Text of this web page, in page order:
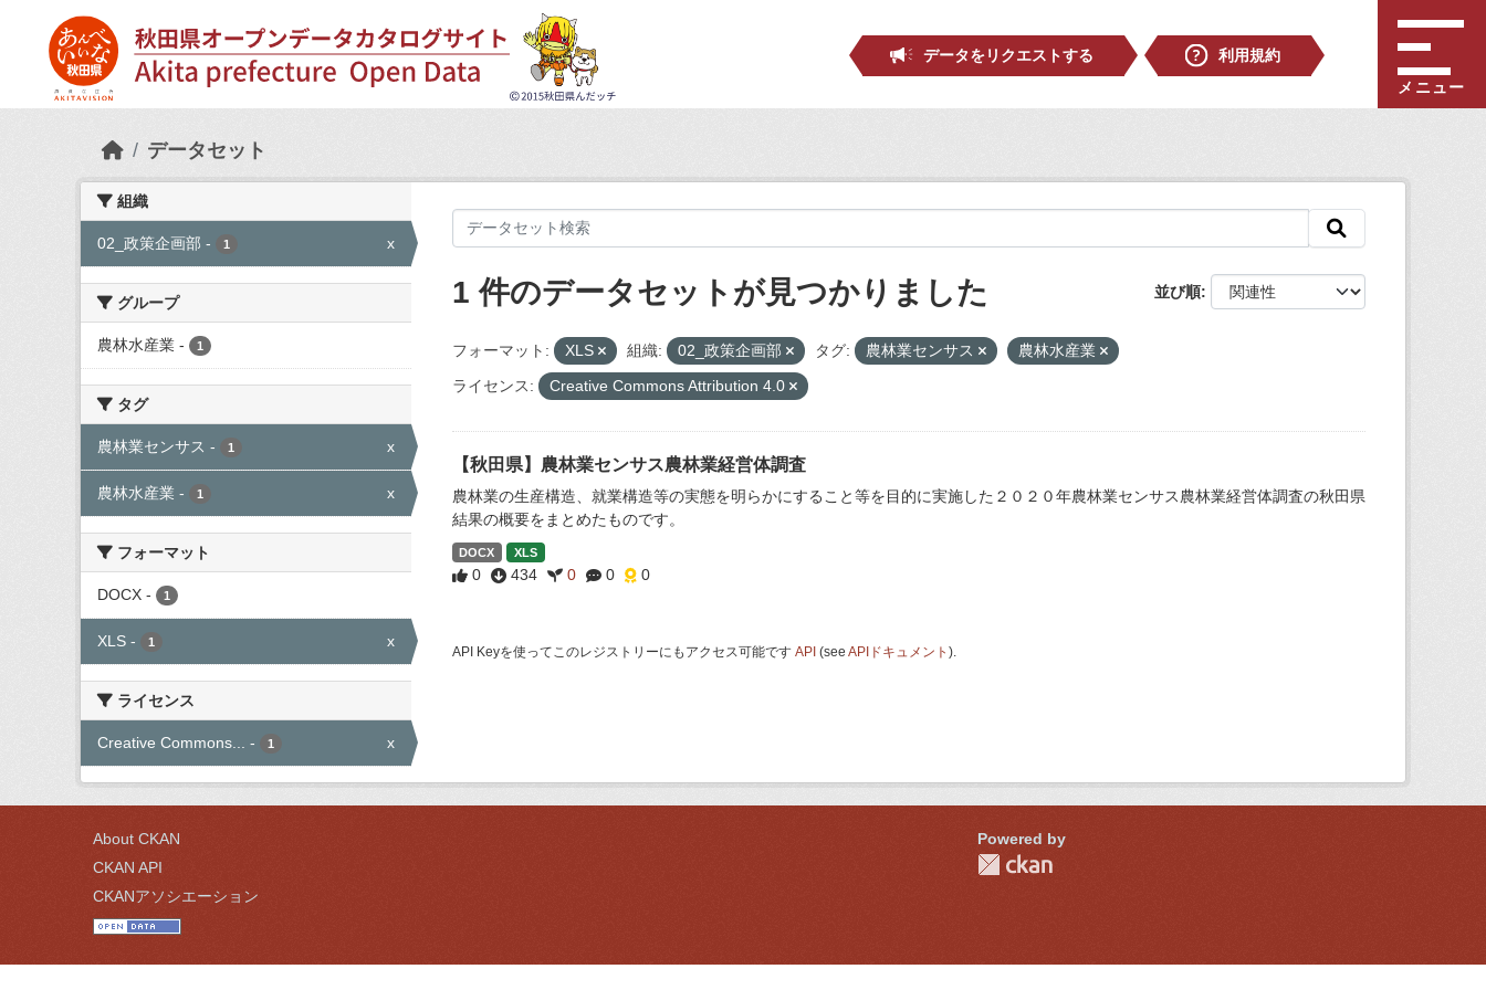
データをリクエストする
利用規約
メニュー
データセット
組織
02_政策企画部 - 1 x
グループ
農林水産業 - 1
タグ
農林業センサス - 1 x
農林水産業 - 1 x
フォーマット
DOCX - 1
XLS - 1 x
ライセンス
Creative Commons... - 1 x
並び順
1 件のデータセットが見つかりました
フォーマット: XLS 組織: 02_政策企画部 タグ: 農林業センサス
農林水産業
ライセンス:
Creative Commons Attribution 4.0
【秋田県】農林業センサス農林業経営体調査
農林業の生産構造、就業構造等の実態を明らかにすること等を目的に実施した２０２０年農林業センサス農林業経営体調査の秋田県
結果の概要をまとめたものです。
DOCX XLS
0 434 0 0 0
API Keyを使ってこのレジストリーにもアクセス可能です API (see APIドキュメント ).
About CKAN
CKAN API
CKANアソシエーション
Powered by